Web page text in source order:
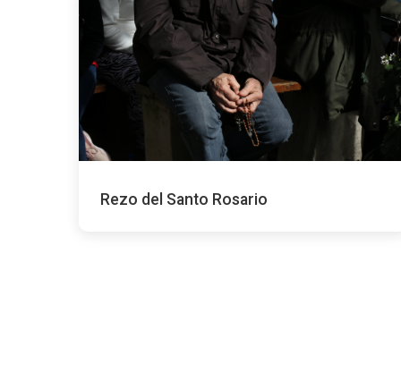
Rezo del Santo Rosario